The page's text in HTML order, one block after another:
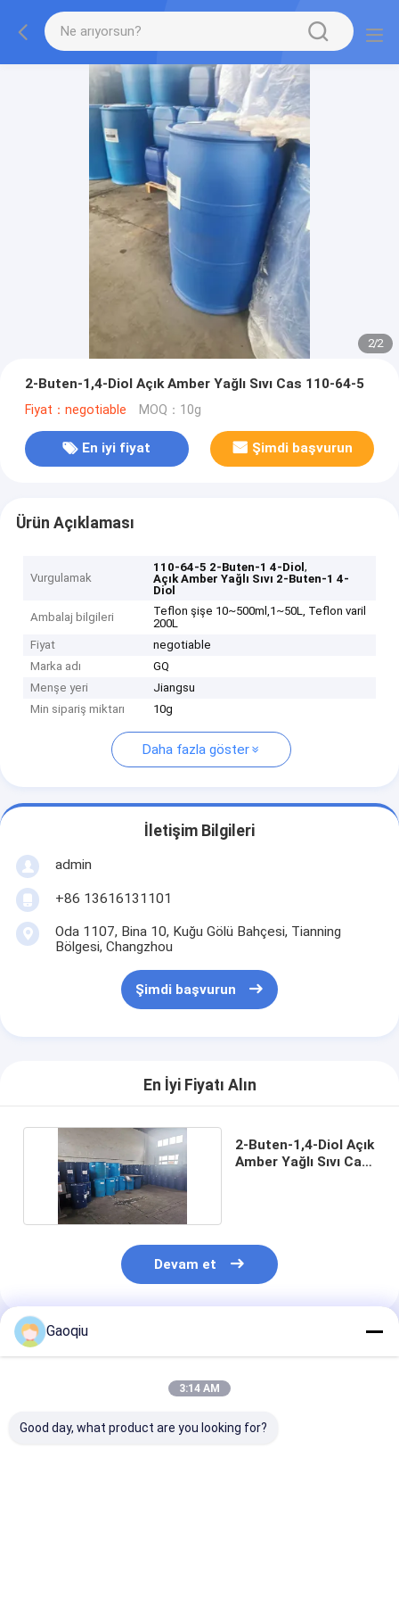
2/2
2-Buten-1,4-Diol Açık Amber Yağlı Sıvı Cas 110-64-5
Fiyat：negotiable MOQ：10g
En iyi fiyat Şimdi başvurun
Ürün Açıklaması
Vurgulamak
110-64-5 2-Buten-1 4-Diol,
Açık Amber Yağlı Sıvı 2-Buten-1 4-
Diol
Ambalaj bilgileri
Teflon şişe 10~500ml,1~50L, Teflon varil
200L
Fiyat
negotiable
Marka adı
GQ
Menşe yeri
Jiangsu
Min sipariş miktarı
10g
Daha fazla göster
İletişim Bilgileri
admin
+86 13616131101
Oda 1107, Bina 10, Kuğu Gölü Bahçesi, Tianning
Bölgesi, Changzhou
Şimdi başvurun
En İyi Fiyatı Alın
2-Buten-1,4-Diol Açık
Amber Yağlı Sıvı Cas
Devam et
Önerilen Ürünler
Gaoqiu
3:14 AM
Good day, what product are you looking for?